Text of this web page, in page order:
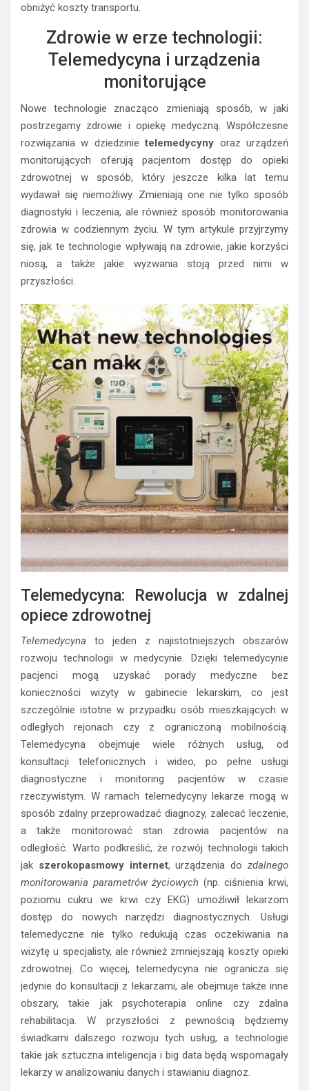
obniżyć koszty transportu.
Zdrowie w erze technologii:
Telemedycyna i urządzenia
monitorujące
Nowe technologie znacząco zmieniają sposób, w jaki
postrzegamy zdrowie i opiekę medyczną. Współczesne
rozwiązania w dziedzinietelemedycyny oraz urządzeń
monitorujących oferują pacjentom dostęp do opieki
zdrowotnej w sposób, który jeszcze kilka lat temu
wydawał się niemożliwy. Zmieniają one nie tylko sposób
diagnostyki i leczenia, ale również sposób monitorowania
zdrowia w codziennym życiu. W tym artykule przyjrzymy
się, jak te technologie wpływają na zdrowie, jakie korzyści
niosą, a także jakie wyzwania stoją przed nimi w
przyszłości.
Telemedycyna: Rewolucja w zdalnej
opiece zdrowotnej
Telemedycyna to jeden z najistotniejszych obszarów
rozwoju technologii w medycynie. Dzięki telemedycynie
pacjenci mogą uzyskać porady medyczne bez
konieczności wizyty w gabinecie lekarskim, co jest
szczególnie istotne w przypadku osób mieszkających w
odległych rejonach czy z ograniczoną mobilnością.
Telemedycyna obejmuje wiele różnych usług, od
konsultacji telefonicznych i wideo, po pełne usługi
diagnostyczne i monitoring pacjentów w czasie
rzeczywistym. W ramach telemedycyny lekarze mogą w
sposób zdalny przeprowadzać diagnozy, zalecać leczenie,
a także monitorować stan zdrowia pacjentów na
odległość. Warto podkreślić, że rozwój technologii takich
jak szerokopasmowy internet, urządzenia dozdalnego
monitorowania parametrów życiowych (np. ciśnienia krwi,
poziomu cukru we krwi czy EKG) umożliwił lekarzom
dostęp do nowych narzędzi diagnostycznych. Usługi
telemedyczne nie tylko redukują czas oczekiwania na
wizytę u specjalisty, ale również zmniejszają koszty opieki
zdrowotnej. Co więcej, telemedycyna nie ogranicza się
jedynie do konsultacji z lekarzami, ale obejmuje także inne
obszary, takie jak psychoterapia online czy zdalna
rehabilitacja. W przyszłości z pewnością będziemy
świadkami dalszego rozwoju tych usług, a technologie
takie jak sztuczna inteligencja i big data będą wspomagały
lekarzy w analizowaniu danych i stawianiu diagnoz.